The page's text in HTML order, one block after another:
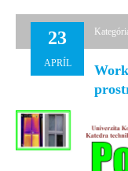
Nitrianske univerzitné dni
ŠVOČ
STO - Stredoškolská
23
APRÍL